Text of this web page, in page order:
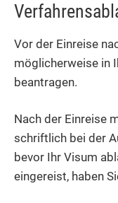
Vor der Einreise
möglicherweise in
beantragen.
Nach der Einreise
schriftlich bei der
bevor Ihr Visum
eingereist, haben